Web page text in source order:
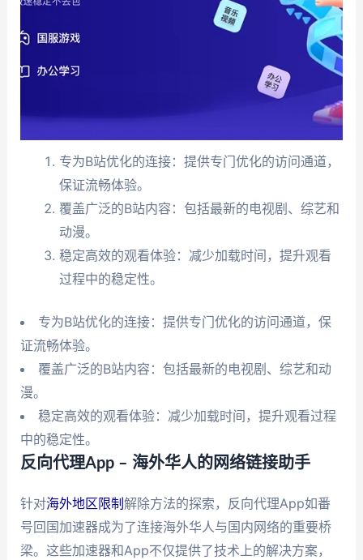
专为B站优化的连接：提供专门优化的访问通道，
保证流畅体验。
覆盖广泛的B站内容：包括最新的电视剧、综艺和
动漫。
稳定高效的观看体验：减少加载时间，提升观看
过程中的稳定性。
专为B站优化的连接：提供专门优化的访问通道，保
证流畅体验。
覆盖广泛的B站内容：包括最新的电视剧、综艺和动
漫。
稳定高效的观看体验：减少加载时间，提升观看过程
中的稳定性。
反向代理App – 海外华人的网络链接助手
针对海外地区限制 解除方法的探索，反向代理App如番
号回国加速器成为了连接海外华人与国内网络的重要桥
梁。这些加速器和App不仅提供了技术上的解决方案，